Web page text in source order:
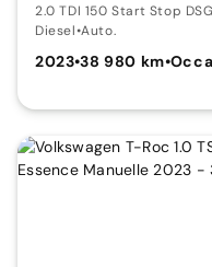
2.0 TDI 150 Start Stop
Diesel•Auto.
2023•38 980 km•